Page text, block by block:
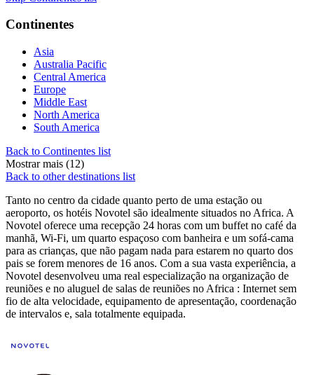
Continentes
Asia
Australia Pacific
Central America
Europe
Middle East
North America
South America
Back to Continentes list
Mostrar mais (12)
Back to other destinations list
Tanto no centro da cidade quanto perto de uma estação ou
aeroporto, os hotéis Novotel são idealmente situados no Africa. A
Novotel oferece uma recepção 24 horas com um buffet no café da
manhã, Wi-Fi, um quarto espaçoso com banheira e um sofá-cama
para as crianças, que não pagam nada para estarem no quarto dos
pais se forem menores de 16 anos. Com a sua vasta experiência, a
Novotel desenvolveu uma real especialização na organização de
reuniões e no aluguel de salas de reuniões no Africa : Internet sem
fio de alta velocidade, equipamento de apresentação, coordenação
de intervalos e, sala totalmente equipada.